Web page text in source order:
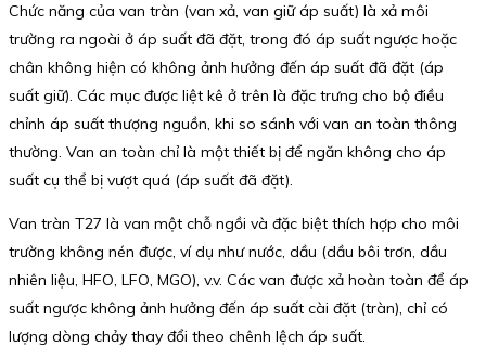
Chức năng của van tràn (van xả, van giữ áp suất) là xả môi
trường ra ngoài ở áp suất đã đặt, trong đó áp suất ngược hoặc
chân không hiện có không ảnh hưởng đến áp suất đã đặt (áp
suất giữ). Các mục được liệt kê ở trên là đặc trưng cho bộ điều
chỉnh áp suất thượng nguồn, khi so sánh với van an toàn thông
thường. Van an toàn chỉ là một thiết bị để ngăn không cho áp
suất cụ thể bị vượt quá (áp suất đã đặt).
Van tràn T27 là van một chỗ ngồi và đặc biệt thích hợp cho môi
trường không nén được, ví dụ như nước, dầu (dầu bôi trơn, dầu
nhiên liệu, HFO, LFO, MGO), v.v. Các van được xả hoàn toàn để áp
suất ngược không ảnh hưởng đến áp suất cài đặt (tràn), chỉ có
lượng dòng chảy thay đổi theo chênh lệch áp suất.